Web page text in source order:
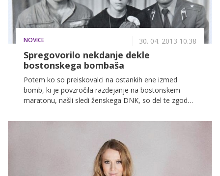
NOVICE 30. 04. 2013 10.38
Spregovorilo nekdanje dekle
bostonskega bombaša
Potem ko so preiskovalci na ostankih ene izmed
bomb, ki je povzročila razdejanje na bostonskem
maratonu, našli sledi ženskega DNK, so del te zgodbe
ki sta poskrbela za tragedijo. Potem ko so preiskovalci
medije spregovorilo njegovo nekdanje dekle.